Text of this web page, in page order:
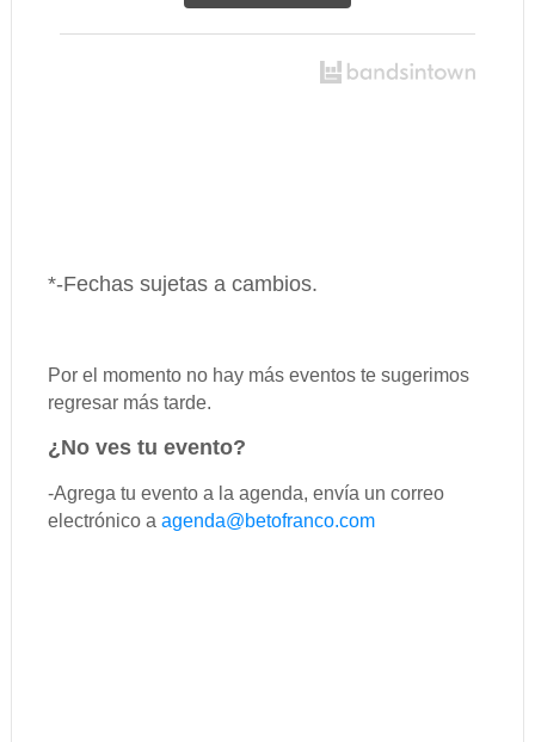
*-Fechas sujetas a cambios.
Por el momento no hay más eventos te sugerimos
regresar más tarde.
¿No ves tu evento?
-Agrega tu evento a la agenda, envía un correo
electrónico a agenda@betofranco.com